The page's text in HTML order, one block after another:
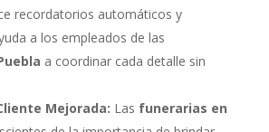
recordatorios automáticos y
a los empleados de las
a coordinar cada detalle sin
Mejorada: Las funerarias en